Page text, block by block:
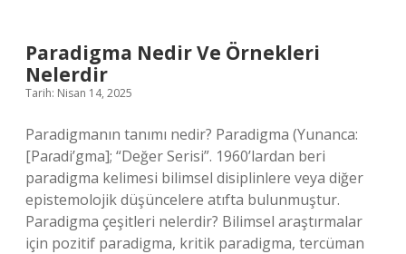
Paradigma Nedir Ve Örnekleri
Nelerdir
Tarih: Nisan 14, 2025
Paradigmanın tanımı nedir? Paradigma (Yunanca:
[Paɾadi’gma]; “Değer Serisi”. 1960’lardan beri
paradigma kelimesi bilimsel disiplinlere veya diğer
epistemolojik düşüncelere atıfta bulunmuştur.
Paradigma çeşitleri nelerdir? Bilimsel araştırmalar
için pozitif paradigma, kritik paradigma, tercüman